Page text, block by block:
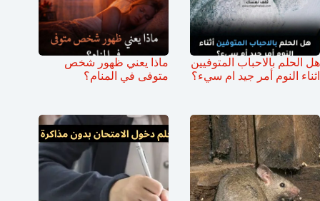
هل الحلم بالاحباب المتوفيين
اثناء النوم أمر جيد ام سيء؟
ماذا يعني ظهور شخص
متوفى في المنام؟